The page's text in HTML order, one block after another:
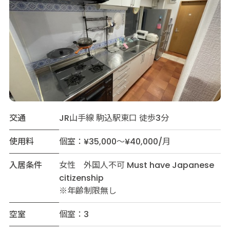
交通
JR山手線 駒込駅東口 徒歩3分
使用料
個室：¥35,000～¥40,000/月
入居条件
女性 外国人不可 Must have Japanese
citizenship
※年齢制限無し
空室
個室：3